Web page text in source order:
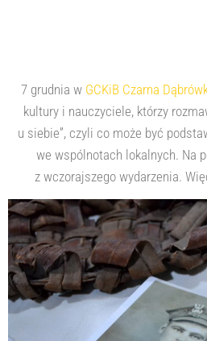
7 grudnia w GCKiB Czarna
kultury i nauczyciele, którzy
u siebie”, czyli co może być
we wspólnotach lokalnych. Na
z wczorajszego wydarzenia.